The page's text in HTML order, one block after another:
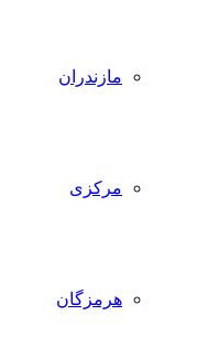
مازندران
مرکزی
هرمزگان